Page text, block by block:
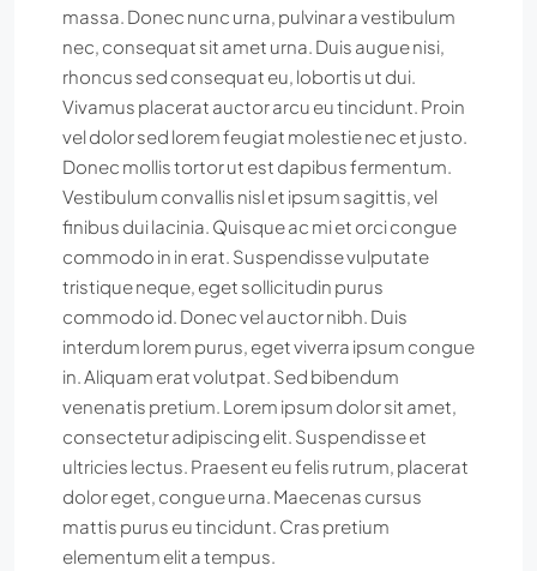
massa. Donec nunc urna, pulvinar a vestibulum
nec, consequat sit amet urna. Duis augue nisi,
rhoncus sed consequat eu, lobortis ut dui.
Vivamus placerat auctor arcu eu tincidunt. Proin
vel dolor sed lorem feugiat molestie nec et justo.
Donec mollis tortor ut est dapibus fermentum.
Vestibulum convallis nisl et ipsum sagittis, vel
finibus dui lacinia. Quisque ac mi et orci congue
commodo in in erat. Suspendisse vulputate
tristique neque, eget sollicitudin purus
commodo id. Donec vel auctor nibh. Duis
interdum lorem purus, eget viverra ipsum congue
in. Aliquam erat volutpat. Sed bibendum
venenatis pretium. Lorem ipsum dolor sit amet,
consectetur adipiscing elit. Suspendisse et
ultricies lectus. Praesent eu felis rutrum, placerat
dolor eget, congue urna. Maecenas cursus
mattis purus eu tincidunt. Cras pretium
elementum elit a tempus.